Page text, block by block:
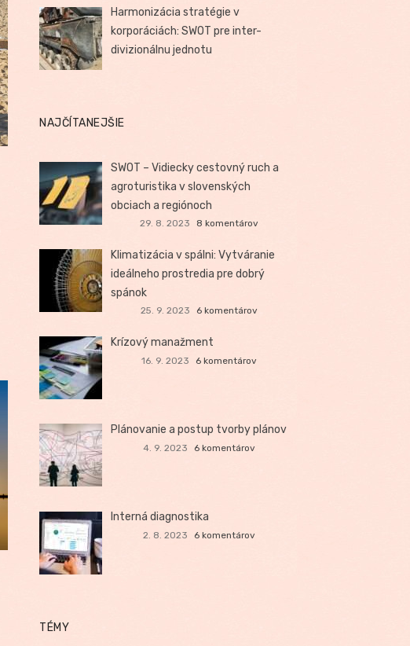
Harmonizácia stratégie v
korporáciách: SWOT pre inter-
divizionálnu jednotu
NAJČÍTANEJŠIE
SWOT – Vidiecky cestovný ruch a
agroturistika v slovenských
obciach a regiónoch
29. 8. 2023 8 komentárov
Klimatizácia v spálni: Vytváranie
ideálneho prostredia pre dobrý
spánok
25. 9. 2023 6 komentárov
Krízový manažment
16. 9. 2023 6 komentárov
Plánovanie a postup tvorby plánov
4. 9. 2023 6 komentárov
Interná diagnostika
2. 8. 2023 6 komentárov
TÉMY